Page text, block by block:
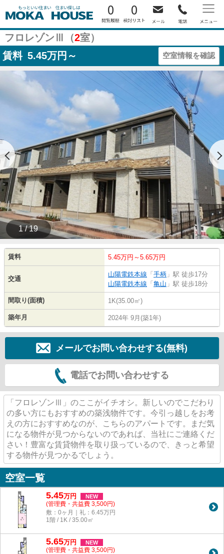
0 0
フロレゾンⅢ（2室）
賃料 5.45万円～ 空室情報を確認
1 / 19
賃料 5.45万円～5.65万円
交通
山陽電鉄本線 「 手柄 」駅 徒歩17分
山陽電鉄本線 「 亀山 」駅 徒歩18分
間取り(面積) 1K(35.00㎡)
築年月 2024年 9月(築1年)
メールでお問い合わせする(無料)
電話でお問い合わせする
「フロレゾンⅢ」のここがイチオシ。新しいのでこだわり
の多い方にもおすすめの築浅物件です。今引っ越しをお考
えの方におすすめなのが、こちらのアパートです。まだ気
になる物件が見つからないのであれば、当社にご連絡くだ
さい！豊富な賃貸物件を取り扱っているので、きっと希望
する物件が見つかるでしょう。
空室一覧
5.45万円 NEW
(管理費・共益費 3,500円)
敷：0ヶ月｜礼：6.45万円
1階 / 1K / 35.00㎡
5.65万円 NEW
(管理費・共益費 3,500円)